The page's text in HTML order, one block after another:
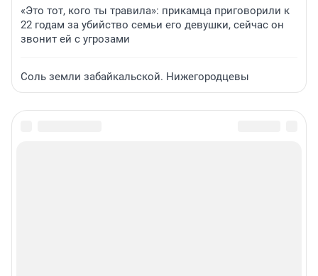
«Это тот, кого ты травила»: прикамца приговорили к
22 годам за убийство семьи его девушки, сейчас он
звонит ей с угрозами
Соль земли забайкальской. Нижегородцевы